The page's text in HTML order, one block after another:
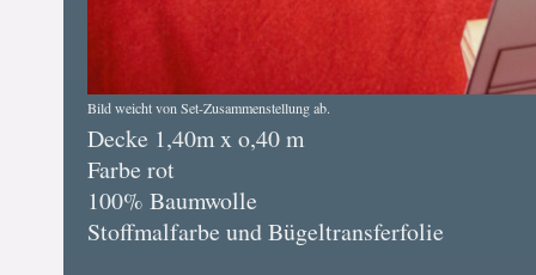
Bild weicht von Set-Zusammenstellung ab.
Decke 1,40m x o,40 m
Farbe rot
100% Baumwolle
Stoffmalfarbe und Bügeltransferfolie